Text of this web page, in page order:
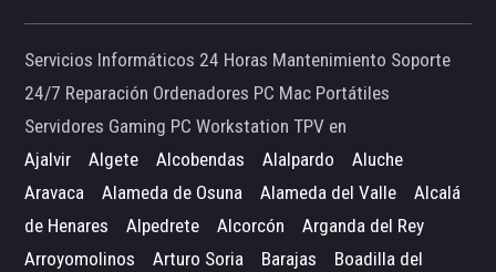
Servicios Informáticos 24 Horas Mantenimiento Soporte
24/7 Reparación Ordenadores PC Mac Portátiles
Servidores Gaming PC Workstation TPV en
Ajalvir
Algete Alcobendas Alalpardo
Aluche
Aravaca
Alameda de Osuna Alameda del Valle
Alcalá
de Henares
Alpedrete Alcorcón
Arganda del Rey
Arroyomolinos
Arturo Soria Barajas
Boadilla del